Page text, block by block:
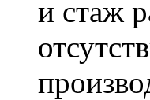
и стаж